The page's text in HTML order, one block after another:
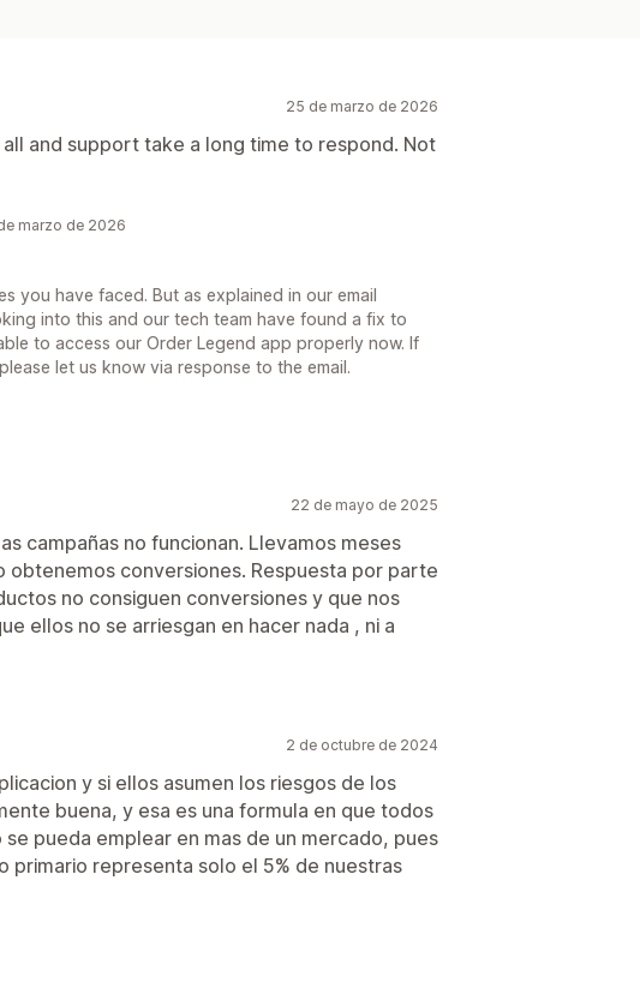
25 de marzo de 2026
and support take a long time to respond. Not
marzo de 2026
you have faced. But as explained in our email
into this and our tech team have found a fix to
to access our Order Legend app properly now. If
let us know via response to the email.
22 de mayo de 2025
campañas no funcionan. Llevamos meses
obtenemos conversiones. Respuesta por parte
no consiguen conversiones y que nos
ellos no se arriesgan en hacer nada , ni a
2 de octubre de 2024
y si ellos asumen los riesgos de los
buena, y esa es una formula en que todos
pueda emplear en mas de un mercado, pues
primario representa solo el 5% de nuestras